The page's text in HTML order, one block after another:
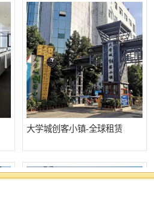
大学城创客小镇-全球租赁